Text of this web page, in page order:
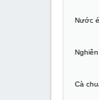
Nước
Cà